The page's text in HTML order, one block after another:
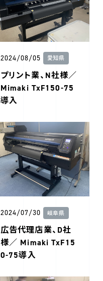
2024/08/05 愛知県
プリント業、N社様／
Mimaki TxF150-75
導入
2024/07/30 岐阜県
広告代理店業、D社
様／ Mimaki TxF15
0-75導入